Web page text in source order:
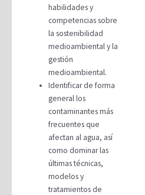
habilidades y
competencias sobre
la sostenibilidad
medioambiental y la
gestión
medioambiental.
Identificar de forma
general los
contaminantes más
frecuentes que
afectan al agua, así
como dominar las
últimas técnicas,
modelos y
tratamientos de